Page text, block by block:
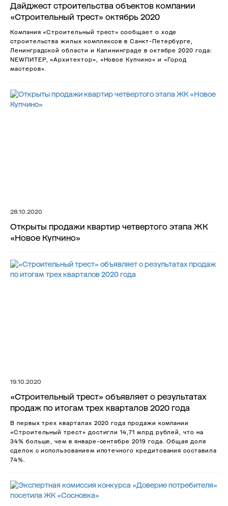
Дайджест строительства объектов компании
«Строительный трест» октябрь 2020
Компания «Строительный трест» сообщает о ходе
строительства жилых комплексов в Санкт-Петербурге,
Ленинградской области и Калининграде в октябре 2020 года:
NEWПИТЕР, «Архитектор», «Новое Купчино» и «Город
мастеров».
28.10.2020
Открыты продажи квартир четвертого этапа ЖК
«Новое Купчино»
19.10.2020
«Строительный трест» объявляет о результатах
продаж по итогам трех кварталов 2020 года
В первых трех кварталах 2020 года продажи компании
«Строительный трест» достигли 14,71 млрд рублей, что на
34% больше, чем в январе-сентябре 2019 года. Общая доля
сделок с использованием ипотечного кредитования составила
74%.